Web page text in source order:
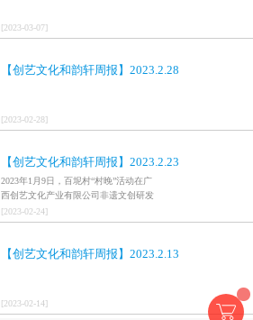
[2023-03-07]
【创艺文化和韵轩周报】2023.2.28
[2023-02-28]
【创艺文化和韵轩周报】2023.2.23
2023年1月9日，百坭村“村晚”活动在广
西创艺文化产业有限公司非遗文创研发
基地、百色市乐业县百坭壮族织布技艺
传承创意基地正式开启，活动紧扣“启航
村特色设计舞美，突出乡村文艺新体
[2023-02-24]
【创艺文化和韵轩周报】2023.2.13
[2023-02-14]